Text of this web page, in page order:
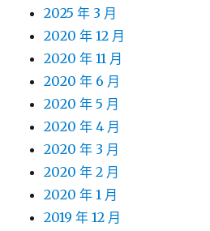
2025 年 3 月
2020 年 12 月
2020 年 11 月
2020 年 6 月
2020 年 5 月
2020 年 4 月
2020 年 3 月
2020 年 2 月
2020 年 1 月
2019 年 12 月